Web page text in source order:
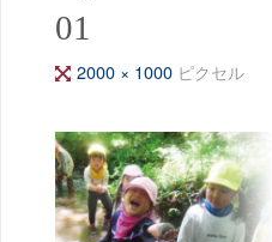
01
フ
サ
イ
ズ
2000 × 1000 ピクセル